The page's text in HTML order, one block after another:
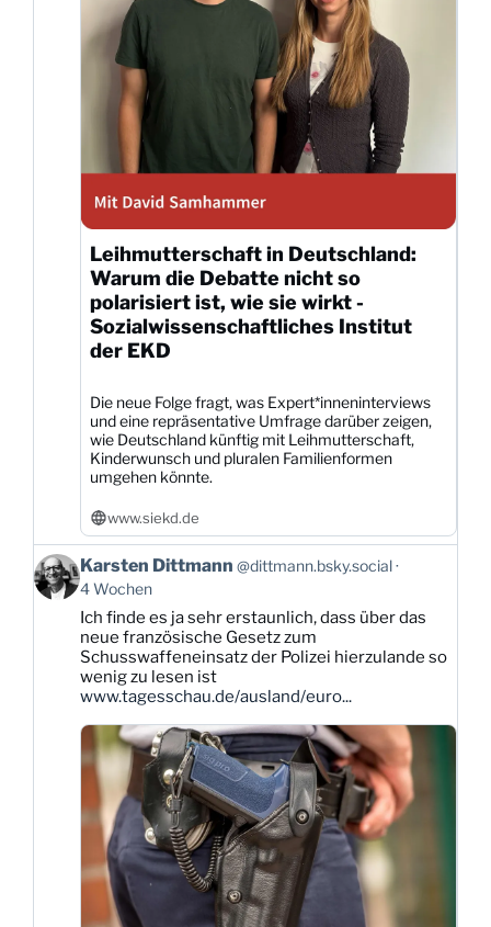
Leihmutterschaft in Deutschland:
Warum die Debatte nicht so
polarisiert ist, wie sie wirkt -
Sozialwissenschaftliches Institut
der EKD
Die neue Folge fragt, was Expert*inneninterviews
und eine repräsentative Umfrage darüber zeigen,
wie Deutschland künftig mit Leihmutterschaft,
Kinderwunsch und pluralen Familienformen
umgehen könnte.
www.siekd.de
Beitrag
von
Karsten
Dittmann
Bluesky
ansehen
Karsten Dittmann @dittmann.bsky.social
4 Wochen
Ich finde es ja sehr erstaunlich, dass über das
neue französische Gesetz zum
Schusswaffeneinsatz der Polizei hierzulande so
wenig zu lesen ist
www.tagesschau.de/ausland/euro...